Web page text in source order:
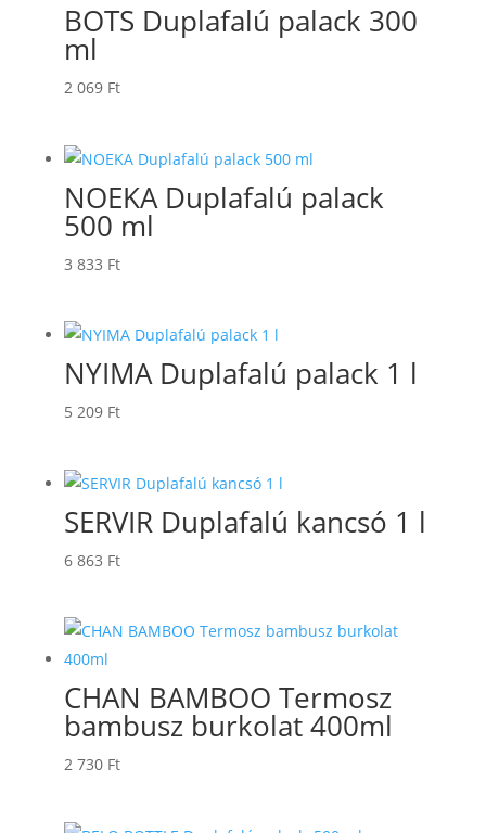
BOTS Duplafalú palack 300
ml
2 069 Ft
NOEKA Duplafalú palack
500 ml
3 833 Ft
NYIMA Duplafalú palack 1 l
5 209 Ft
SERVIR Duplafalú kancsó 1 l
6 863 Ft
CHAN BAMBOO Termosz
bambusz burkolat 400ml
2 730 Ft